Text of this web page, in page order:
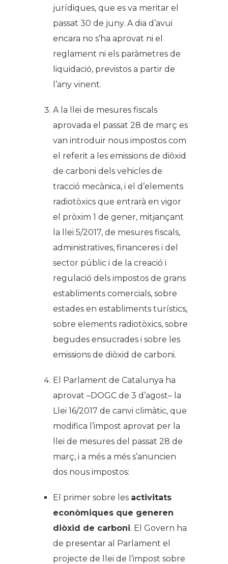
jurídiques, que es va meritar el
passat 30 de juny. A dia d’avui
encara no s’ha aprovat ni el
reglament ni els paràmetres de
liquidació, previstos a partir de
l’any vinent.
A la llei de mesures fiscals
aprovada el passat 28 de març es
van introduir nous impostos com
el referit a les emissions de diòxid
de carboni dels vehicles de
tracció mecànica, i el d’elements
radiotòxics que entrarà en vigor
el pròxim 1 de gener, mitjançant
la
llei 5/2017, de mesures fiscals,
administratives, financeres i del
sector públic i de la creació i
regulació dels impostos de grans
establiments comercials, sobre
estades en establiments turístics,
sobre elements radiotòxics, sobre
begudes ensucrades i sobre les
emissions de diòxid de carboni.
El Parlament de Catalunya ha
aprovat –DOGC de 3 d’agost– la
Llei 16/2017 de canvi climàtic, que
modifica l’impost aprovat per la
llei de mesures del passat 28 de
març, i a més a més s’anuncien
dos nous impostos:
El primer sobre les activitats
econòmiques que generen
diòxid de carboni. El Govern ha
de presentar al Parlament el
projecte de llei de l’impost sobre